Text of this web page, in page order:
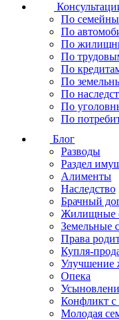
По
По
По
По
По
По
По
По
По
Блог
Разводы
Раздел
Алименты
Наследство
Брачный
Жилищные
Земельные
Права
Купля-
Улучшение
Опека
Конфликт с
Молодая